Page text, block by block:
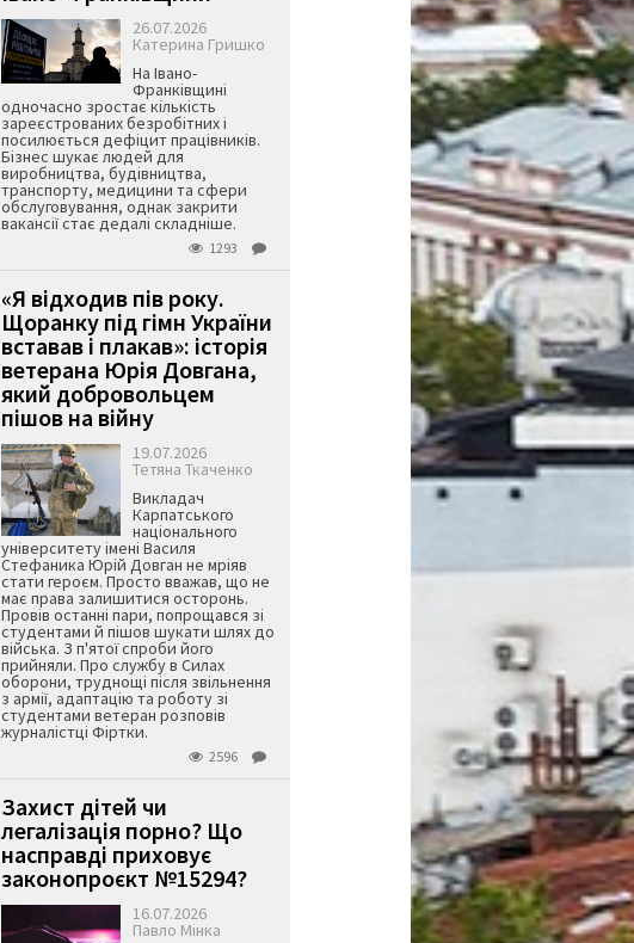
26.07.2026
Катерина Гришко
На Івано-
Франківщині
одночасно зростає кількість
зареєстрованих безробітних і
посилюється дефіцит працівників.
Бізнес шукає людей для
виробництва, будівництва,
транспорту, медицини та сфери
обслуговування, однак закрити
вакансії стає дедалі складніше.
1293
«Я відходив пів року.
Щоранку під гімн України
вставав і плакав»: історія
ветерана Юрія Довгана,
який добровольцем
пішов на війну
19.07.2026
Тетяна Ткаченко
Викладач
Карпатського
національного
університету імені Василя
Стефаника Юрій Довган не мріяв
стати героєм. Просто вважав, що не
має права залишитися осторонь.
Провів останні пари, попрощався зі
студентами й пішов шукати шлях до
війська. З п'ятої спроби його
прийняли. Про службу в Силах
оборони, труднощі після звільнення
з армії, адаптацію та роботу зі
студентами ветеран розповів
журналістці Фіртки.
2596
Захист дітей чи
легалізація порно? Що
насправді приховує
законопроєкт №15294?
16.07.2026
Павло Мінка